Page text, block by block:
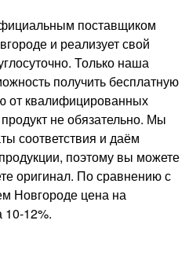
поставщиком
и реализует свой
Только наша
получить бесплатную
от квалифицированных
не обязательно. Мы
соответствия и даём
поэтому вы можете
оригинал. По сравнению с
Новгороде цена на
10-12%.